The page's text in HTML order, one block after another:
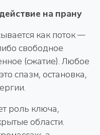
на прану
как поток —
свободное
(сжатие). Любое
спазм, остановка,
роль ключа,
области.